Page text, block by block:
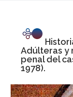
Adúlteras y
penal del
1978).